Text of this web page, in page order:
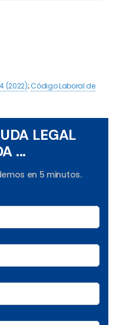
(2022); Código Laboral de
LEGAL
...
en 5 minutos.